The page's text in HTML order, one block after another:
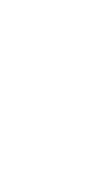
w galerii:
w galerii: